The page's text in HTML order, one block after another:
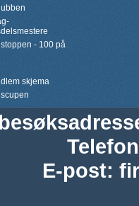
- 100 på
skjema
Telefon
E-post: